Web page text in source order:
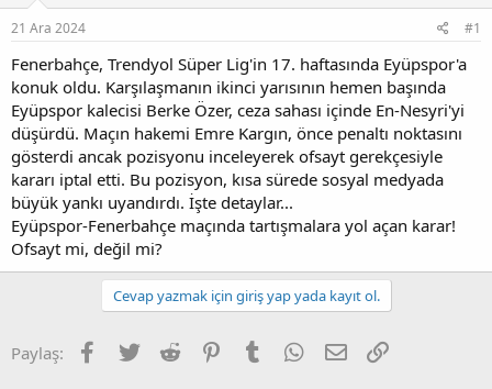
u
b
a
l
a
t
a
n
ç
t
a
r
i
h
i
21 Ara 2024 #1
Fenerbahçe, Trendyol Süper Lig'in 17. haftasında Eyüpspor'a
konuk oldu. Karşılaşmanın ikinci yarısının hemen başında
Eyüpspor kalecisi Berke Özer, ceza sahası içinde En-Nesyri'yi
düşürdü. Maçın hakemi Emre Kargın, önce penaltı noktasını
gösterdi ancak pozisyonu inceleyerek ofsayt gerekçesiyle
kararı iptal etti. Bu pozisyon, kısa sürede sosyal medyada
büyük yankı uyandırdı. İşte detaylar...
Eyüpspor-Fenerbahçe maçında tartışmalara yol açan karar!
Ofsayt mi, değil mi?
Cevap yazmak için giriş yap yada kayıt ol.
Paylaş: Facebook
Twitter Reddit PinterestTumblr WhatsApp
E-posta